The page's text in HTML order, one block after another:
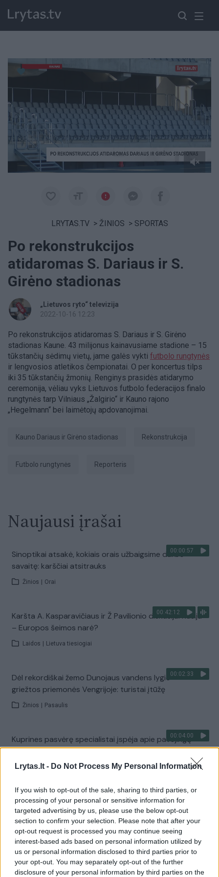
Lrytas.lt - Do Not Process My Personal Information
If you wish to opt-out of the sale, sharing to third parties, or
processing of your personal or sensitive information for
targeted advertising by us, please use the below opt-out
section to confirm your selection. Please note that after your
opt-out request is processed you may continue seeing
interest-based ads based on personal information utilized by
us or personal information disclosed to third parties prior to
your opt-out. You may separately opt-out of the further
disclosure of your personal information by third parties on the
Paremkite Ukrainą
LRYTAS.TV > ŽINIOS > SPORTAS
Po rekonstrukcijos
atidaromas S. Dariaus ir S.
Girėno stadionas
„Lietuvos ryto“ televizija
2022-10-16 12:23
Po rekonstrukcijos atidaromas S. Dariaus ir S. Girėno
stadionas Kaune. 43 milijonus kainavusiame stadione – 15
tūkstančių sėdimų vietų, jame galės vykti futbolo rungtynės
ir lengvosios atletikos čempionatai. O per koncertus tilps
iki 35 tūkstančių žmonių. Renginys prasidės atidarymo
ceremonija, vėliau vyks Lietuvos futbolo federacijos finalo
rungtynės tarp Vilniaus „Žalgirio“ ir Kauno rajono
„Hegelmann“ bei laimėtojų apdovanojimai.
Kauno Dariaus ir Girėno stadionas rekonstrukcija
futbolo rungtynės Reporteris
Naujausi įrašai
00:00:57
Sinoptikai atsakė, kokiais orais užbaigsime darbo
savaitę: karščiai atsitrauks
Žinios Orai
00:42:12
Karšta A. Kasparavičiaus ir Ž Pavilionio diskusija: Rusija
– Europos šeimos narė?
Laidos Lietuva tiesiogiai
00:02:33
Dėl rekordiškai žemo Dunojaus vandens lygio –
griežtos priemonės Vengrijoje: turistai įtūžę
Žinios Pasaulis
00:04:00
Kuprines pasvėrę specialistai įspėja apie pavojingą
įprotį: tą daro daugiau nei pusė pradinukų
Žinios | Lietuvos diena
Visi įrašai
Žiūrimiausi įrašai